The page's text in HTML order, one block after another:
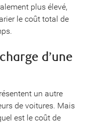
plus élevé,
le coût total de
d’une
un autre
de voitures. Mais
est le coût de